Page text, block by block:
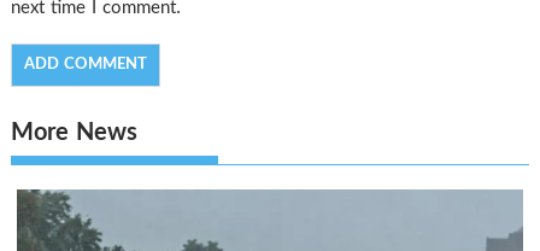
next time I comment.
More News